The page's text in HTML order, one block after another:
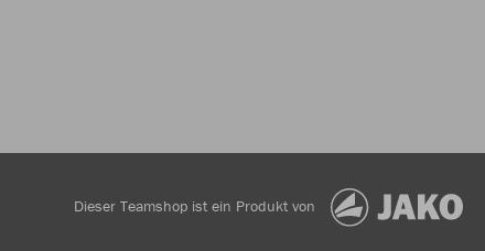
Dieser Teamshop ist ein Produkt von